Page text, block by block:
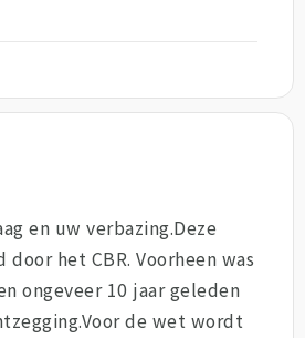
en uw verbazing.Deze
door het CBR. Voorheen was
ongeveer 10 jaar geleden
de wet wordt